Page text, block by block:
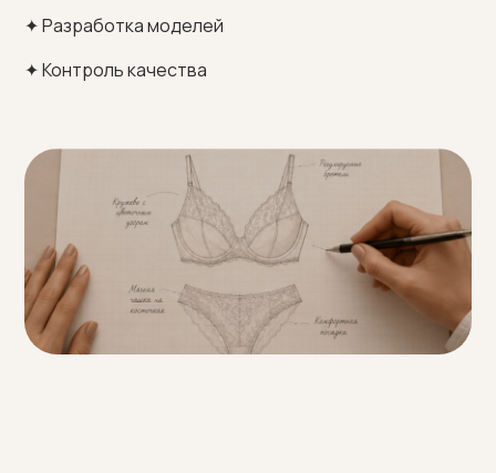
✦ Разработка моделей
✦ Контроль качества